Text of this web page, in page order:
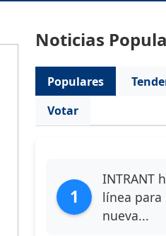
Noticias
Populares
Votar
1
INTRANT
línea para
nueva...